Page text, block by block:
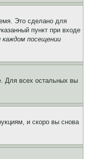
Это сделано для
пункт при входе
посещении
Для всех остальных вы
и скоро вы снова